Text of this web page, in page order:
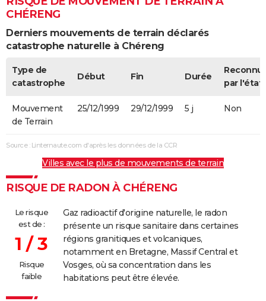
CHÉRENG
Derniers mouvements de terrain déclarés
catastrophe naturelle à Chéreng
Type de
catastrophe
Début Fin Durée
par l'état
Mouvement
de Terrain
25/12/1999 29/12/1999 5 j Non
Source : Linternaute.com d'après les données de la CCR
Villes avec le plus de mouvements de terrain
RISQUE DE RADON À CHÉRENG
Le risque
est de :
1 / 3
Risque
faible
Gaz radioactif d'origine naturelle, le radon
présente un risque sanitaire dans certaines
régions granitiques et volcaniques,
notamment en Bretagne, Massif Central et
Vosges, où sa concentration dans les
habitations peut être élevée.